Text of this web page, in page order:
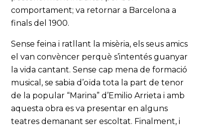
comportament; va retornar a Barcelona a
finals del 1900.
Sense feina i ratllant la misèria, els seus amics
el van convèncer perquè s’intentés guanyar
la vida cantant. Sense cap mena de formació
musical, se sabia d’oïda tota la part de tenor
de la popular “Marina” d’Emilio Arrieta i amb
aquesta obra es va presentar en alguns
teatres demanant ser escoltat. Finalment, i